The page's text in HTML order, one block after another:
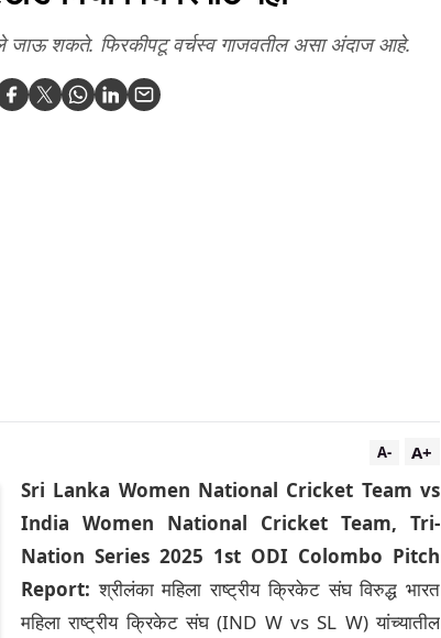
जाऊ शकते. फिरकीपटू वर्चस्व गाजवतील असा अंदाज आहे.
A+
A-
Sri Lanka Women National Cricket Team vs
India Women National Cricket Team, Tri-
Nation Series 2025 1st ODI Colombo Pitch
Report: श्रीलंका महिला राष्ट्रीय क्रिकेट संघ विरुद्ध भारत
महिला राष्ट्रीय क्रिकेट संघ (IND W vs SL W) यांच्यातील